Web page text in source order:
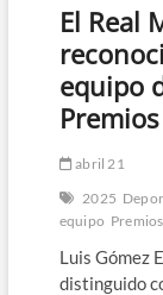
El Real
equipo
abril 21
2025
equipo
Luis Gómez
distinguido